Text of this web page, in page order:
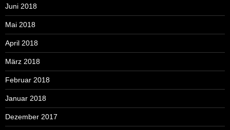
Juni 2018
Mai 2018
April 2018
März 2018
Februar 2018
Januar 2018
Dezember 2017